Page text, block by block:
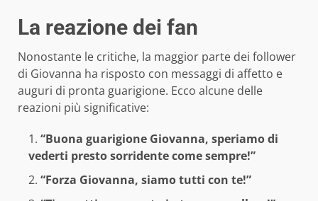
La reazione dei fan
Nonostante le critiche, la maggior parte dei follower
di Giovanna ha risposto con messaggi di affetto e
auguri di pronta guarigione. Ecco alcune delle
reazioni più significative:
“Buona guarigione Giovanna, speriamo di
vederti presto sorridente come sempre!”
“Forza Giovanna, siamo tutti con te!”